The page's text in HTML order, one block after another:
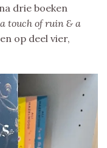
drie boeken
touch of ruin & a
op deel vier,